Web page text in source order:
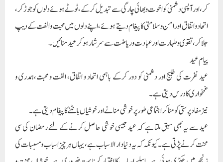
کر، اور آپسی دشمنی کو اخوت و بھائی چارگی سے تبدیل کرکے، ٹوٹے ہوئے دلوں کو جوڑ کر،
اتحاد و اتفاق اور امن و سلامتی کا پیغام دیتے ہوئے، اپنے دلوں میں محبت و الفت کے دیپ
جلا کر، تقوی و طہارت اور عبادت و ریاضت سے سرشار ہوکر عید منائیں۔
پیام عید
عید نفرت کی خلیج اور دشمنی کو دور کرکے باہمی اتحاد و اتفاق، الفت و محبت،ہمدری و
غمخواری کا درس دیتی ہے۔
نیز مفاد پرستی کو مٹاکر اجتماعی طور پر خوشی منانے اور خوشیاں بانٹنے کا پیغام دیتی ہے۔
عید سے یہ بھی سبق ملتا ہے کہ عید جیسی خوشی حاصل کرنے کے لئے رمضان کی سی
محنت کرنے پڑتی ہے۔ کیونکہ کہ یہ دنیا دار الاسباب ہے، یہاں ہر چیز اسباب و مسببات کی